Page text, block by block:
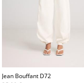
Jean Bouffant D72